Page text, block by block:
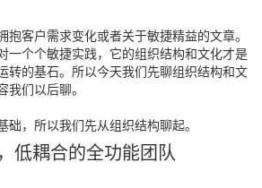
客户需求变化或者关于敏捷精益的文章。
一个个敏捷实践，它的组织结构和文化才是
转的基石。所以今天我们先聊组织结构和文
们以后聊。
，所以我们先从组织结构聊起。
低耦合的全功能团队